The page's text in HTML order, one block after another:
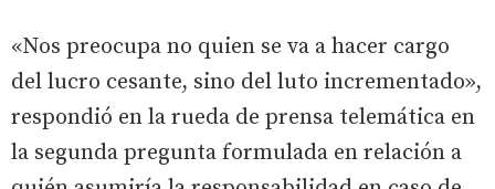
«Nos preocupa no quien se va a hacer cargo
del lucro cesante, sino del luto incrementado»,
respondió en la rueda de prensa telemática en
la segunda pregunta formulada en relación a